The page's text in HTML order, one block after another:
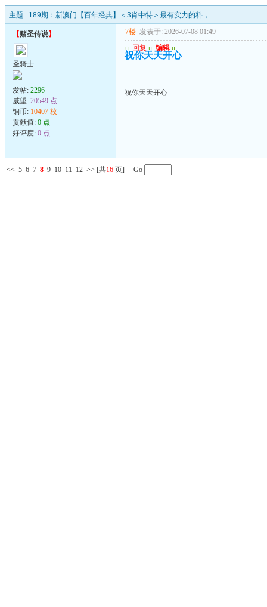
主题 : 189期：新澳门【百年经典】＜3肖中特＞最有实力的料，
【赌圣传说】
圣骑士
发帖: 2296
威望: 20549 点
铜币: 10407 枚
贡献值: 0 点
好评度: 0 点
7楼 发表于: 2026-07-08 01:49
u 回复 u 编辑 u
祝你天天开心
祝你天天开心
<< 5 6 7 8 9 10 11 12 >> [共16 页] Go